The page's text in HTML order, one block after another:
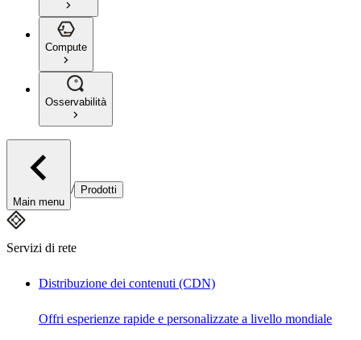
Compute
Osservabilità
Main menu
/ Prodotti
Servizi di rete
Distribuzione dei contenuti (CDN)
Offri esperienze rapide e personalizzate a livello mondiale